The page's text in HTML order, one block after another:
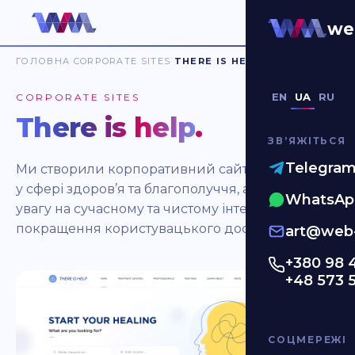
EN UA RU
ЗВʼЯЖІТЬСЯ
+380 98
+48 573
СОЦМЕРЕЖІ
ГОЛОВНА CORPORATE SITES THERE IS HELP
CORPORATE SITES
There is help.
Ми створили корпоративний сайт для компанії
у сфері здоров’я та благополуччя, акцентуючи
увагу на сучасному та чистому інтерфейсі для
покращення користувацького досвіду.